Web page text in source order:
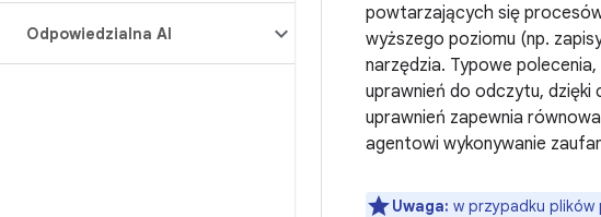
Odpowiedzialna AI
powtarzających się
wyższego poziomu (np.
narzędzia. Typowe polecenia,
uprawnień do odczytu, dzięki
uprawnień zapewnia
agentowi wykonywanie
Uwaga: w przypadku